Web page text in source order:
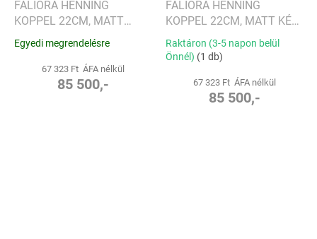
FALIÓRA HENNING
KOPPEL 22CM, MATT
ZÖLD - GEORG JENSEN
Egyedi megrendelésre
67 323 Ft ÁFA nélkül
85 500,-
FALIÓRA HENNING
KOPPEL 22CM, MATT KÉK
- GEORG JENSEN
Raktáron (3-5 napon belül
Önnél) (1 db)
67 323 Ft ÁFA nélkül
85 500,-